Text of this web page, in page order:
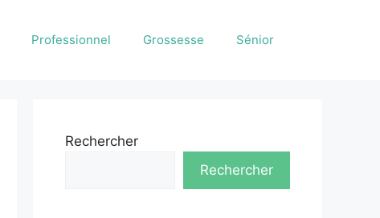
Professionnel Grossesse Sénior
Rechercher
Rechercher